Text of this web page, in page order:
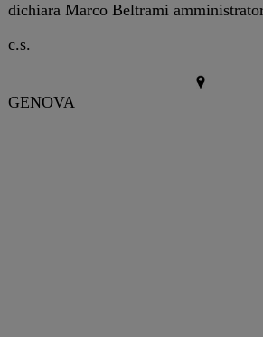
dichiara Marco Beltrami
c.s.
GENOVA